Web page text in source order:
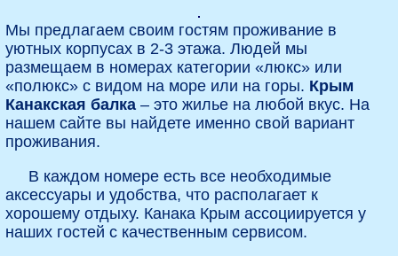
Мы предлагаем своим гостям проживание в
уютных корпусах в 2-3 этажа. Людей мы
размещаем в номерах категории «люкс» или
«полюкс» с видом на море или на горы. Крым
Канакская балка – это жилье на любой вкус. На
нашем сайте вы найдете именно свой вариант
проживания.
В каждом номере есть все необходимые
аксессуары и удобства, что располагает к
хорошему отдыху. Канака Крым ассоциируется у
наших гостей с качественным сервисом.